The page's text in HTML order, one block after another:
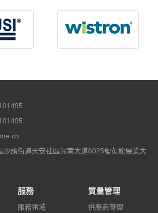
沙頭街道天安社區深南大道6025號英龍展業大
服務
服務領域
質量管理
供應商管理